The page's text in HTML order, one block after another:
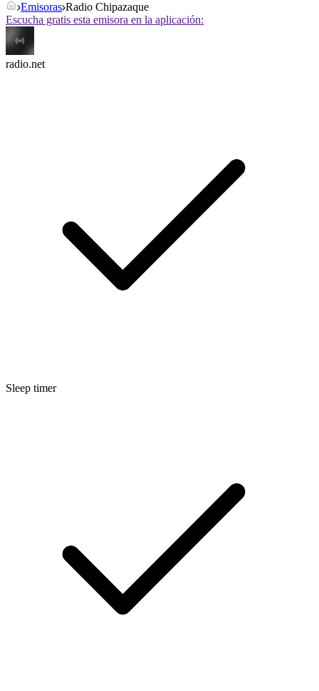
Emisoras Radio Chipazaque
Escucha gratis esta emisora en la aplicación:
radio.net
Sleep timer